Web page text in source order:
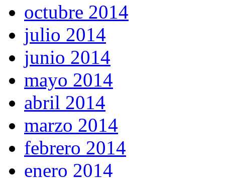
octubre 2014
julio 2014
junio 2014
mayo 2014
abril 2014
marzo 2014
febrero 2014
enero 2014